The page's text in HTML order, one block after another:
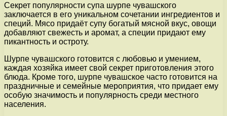
Секрет популярности супа шурпе чувашского
заключается в его уникальном сочетании ингредиентов и
специй. Мясо придаёт супу богатый мясной вкус, овощи
добавляют свежесть и аромат, а специи придают ему
пикантность и остроту.
Шурпе чувашского готовится с любовью и умением,
каждая хозяйка имеет свой секрет приготовления этого
блюда. Кроме того, шурпе чувашское часто готовится на
праздничные и семейные мероприятия, что придает ему
особую значимость и популярность среди местного
населения.